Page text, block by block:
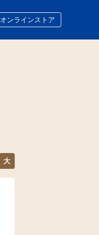
オンラインストア
大